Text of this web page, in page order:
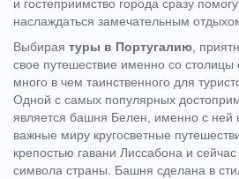
и гостеприимство города сразу
наслаждаться замечательным
Выбирая туры в Португалию ,
свое путешествие именно со столицы
много в чем таинственного для
Одной с самых популярных
является башня Белен, именно с ней
важные миру кругосветные
крепостью гавани Лиссабона и сейчас
символа страны. Башня сделана в